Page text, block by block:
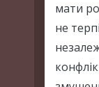
мати
не